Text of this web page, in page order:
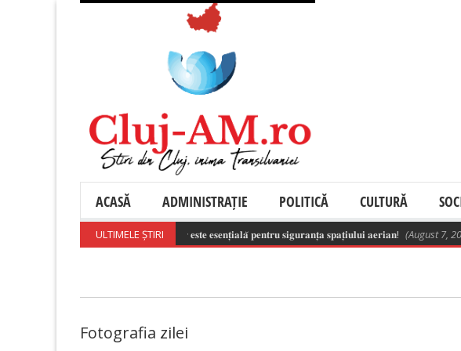
ACASĂ ADMINISTRAȚIE POLITICĂ CULTURĂ
ULTIMELE ȘTIRI
𝐔𝐭𝐢𝐥𝐢𝐳𝐚𝐫𝐞𝐚 𝐫𝐞𝐬𝐩𝐨𝐧𝐬𝐚𝐛𝐢𝐥𝐚̆ 𝐚 𝐝𝐫𝐨𝐧𝐞𝐥𝐨𝐫 𝐞𝐬𝐭𝐞 𝐞𝐬𝐞𝐧𝐭̦𝐢𝐚𝐥𝐚̆ 𝐩𝐞𝐧𝐭𝐫𝐮 𝐬𝐢𝐠𝐮𝐫𝐚𝐧𝐭̦𝐚 𝐬𝐩𝐚𝐭̦𝐢𝐮𝐥𝐮𝐢 𝐚𝐞𝐫𝐢𝐚𝐧! (August 7, 2026
Fotografia zilei